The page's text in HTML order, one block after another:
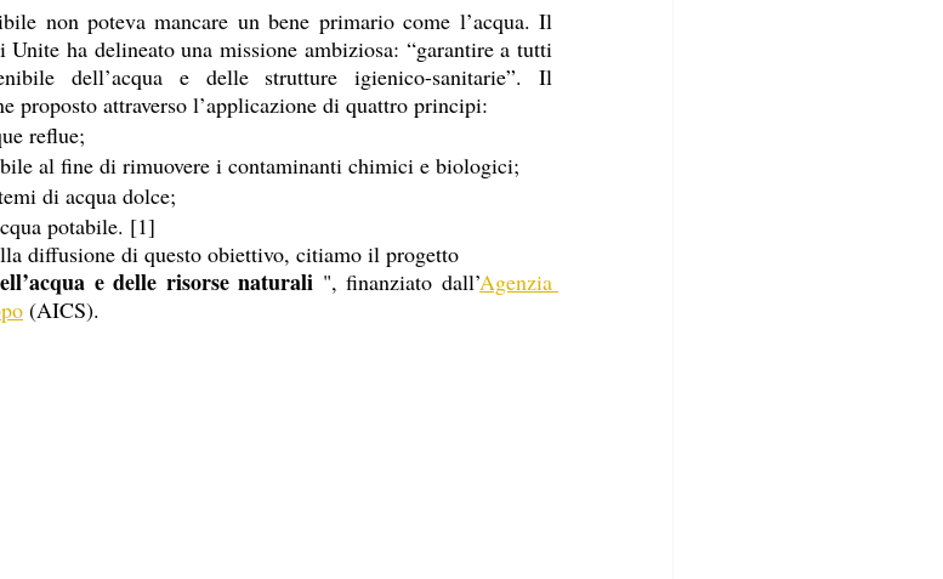
non poteva mancare un bene primario come l’acqua. Il
ha delineato una missione ambiziosa: “garantire a tutti
dell’acqua e delle strutture igienico-sanitarie”. Il
proposto attraverso l’applicazione di quattro principi:
reflue;
al fine di rimuovere i contaminanti chimici e biologici;
di acqua dolce;
potabile. [1]
diffusione di questo obiettivo, citiamo il progetto
e delle risorse naturali ", finanziato dall’Agenzia
(AICS).